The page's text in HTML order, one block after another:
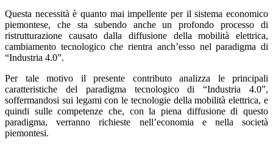
Questa necessità è quanto mai impellente per il sistema economico
piemontese, che sta subendo anche un profondo processo di
ristrutturazione causato dalla diffusione della mobilità elettrica,
cambiamento tecnologico che rientra anch’esso nel paradigma di
“Industria 4.0”.
Per tale motivo il presente contributo analizza le principali
caratteristiche del paradigma tecnologico di “Industria 4.0”,
soffermandosi sui legami con le tecnologie della mobilità elettrica, e
quindi sulle competenze che, con la piena diffusione di questo
paradigma, verranno richieste nell’economia e nella società
piemontesi.